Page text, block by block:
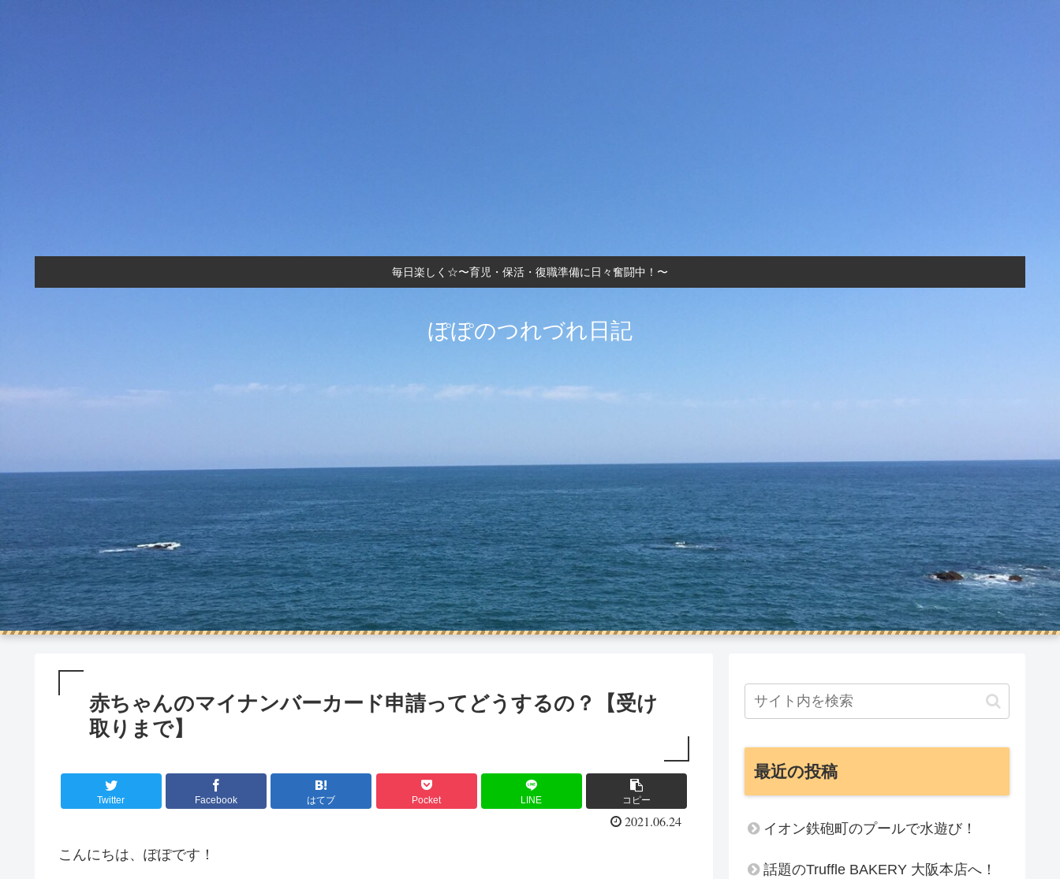
毎日楽しく☆〜育児・保活・復職準備に日々奮闘中！〜
ぽぽのつれづれ日記
赤ちゃんのマイナンバーカード申請ってどうするの？【受け
取りまで】
Twitter Facebook はてブ Pocket LINE コピー
2021.06.24
こんにちは、ぽぽです！
最近の投稿
イオン鉄砲町のプールで水遊び！
話題のTruffle BAKERY 大阪本店へ！